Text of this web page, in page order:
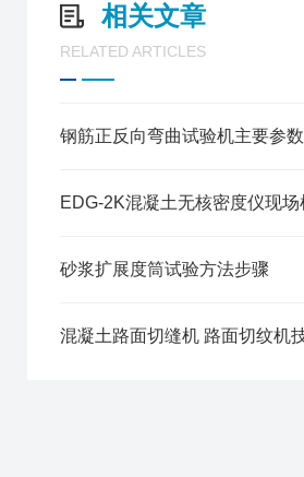
相关文章
RELATED ARTICLES
钢筋正反向弯曲试验机主要参数
砂浆扩展度筒试验方法步骤